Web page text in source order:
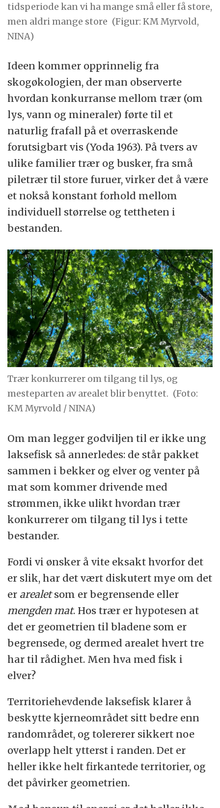
tidsperiode kan vi ha mange små eller få store,
men aldri mange store (Figur: KM Myrvold,
NINA)
Ideen kommer opprinnelig fra
skogøkologien, der man observerte
hvordan konkurranse mellom trær (om
lys, vann og mineraler) førte til et
naturlig frafall på et overraskende
forutsigbart vis (Yoda 1963). På tvers av
ulike familier trær og busker, fra små
piletrær til store furuer, virker det å være
et nokså konstant forhold mellom
individuell størrelse og tettheten i
bestanden.
Trær konkurrerer om tilgang til lys, og
mesteparten av arealet blir benyttet. (Foto:
KM Myrvold / NINA)
Om man legger godviljen til er ikke ung
laksefisk så annerledes: de står pakket
sammen i bekker og elver og venter på
mat som kommer drivende med
strømmen, ikke ulikt hvordan trær
konkurrerer om tilgang til lys i tette
bestander.
Fordi vi ønsker å vite eksakt hvorfor det
er slik, har det vært diskutert mye om det
er arealetsom er begrensende eller
mengden mat. Hos trær er hypotesen at
det er geometrien til bladene som er
begrensede, og dermed arealet hvert tre
har til rådighet. Men hva med fisk i
elver?
Territoriehevdende laksefisk klarer å
beskytte kjerneområdet sitt bedre enn
randområdet, og tolererer sikkert noe
overlapp helt ytterst i randen. Det er
heller ikke helt firkantede territorier, og
det påvirker geometrien.